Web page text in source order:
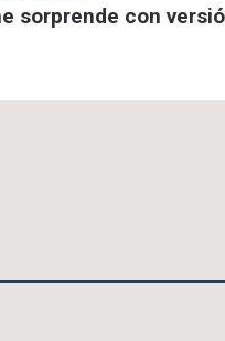
sorprende con